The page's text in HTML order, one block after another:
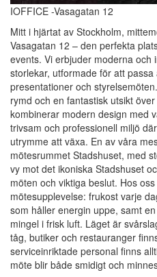
IOFFICE -Vasagatan 12
Mitt i hjärtat av Stockholm,
Vasagatan 12 – den perfekta
events. Vi erbjuder moderna och
storlekar, utformade för att
presentationer och
rymd och en fantastisk utsikt
kombinerar modern design med
trivsam och professionell miljö
utrymme att växa. En av våra
mötesrummet Stadshuset, med
vy mot det ikoniska Stadshuset
möten och viktiga beslut. Hos
mötesupplevelse: frukost varje
som håller energin uppe, samt
mingel i frisk luft. Läget är
tåg, butiker och restauranger
serviceinriktade personal finns
möte blir både smidigt och